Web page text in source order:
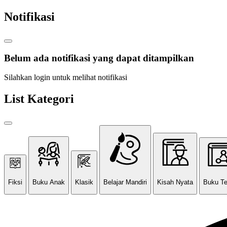
Notifikasi
Belum ada notifikasi yang dapat ditampilkan
Silahkan login untuk melihat notifikasi
List Kategori
Fiksi Buku Anak Klasik Belajar Mandiri Kisah Nyata Buku